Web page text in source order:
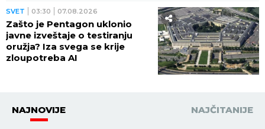
SVET 03:30 07.08.2026
Zašto je Pentagon uklonio
javne izveštaje o testiranju
oružja? Iza svega se krije
zloupotreba AI
NAJNOVIJE NAJČITANIJE